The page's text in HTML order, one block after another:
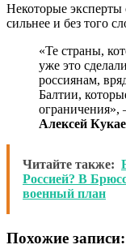
Некоторые эксперты
сильнее и без того
«Те страны,
уже это
россиянам,
Балтии,
Алексей
Читайте также:
Россией? В
военный план
Похожие записи: